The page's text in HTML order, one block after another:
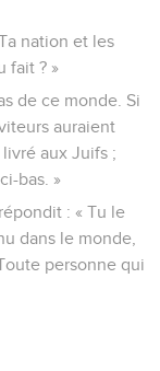
nation et les
fait ? »
de ce monde. Si
auraient
aux Juifs ;
bas. »
: « Tu le
dans le monde,
personne qui